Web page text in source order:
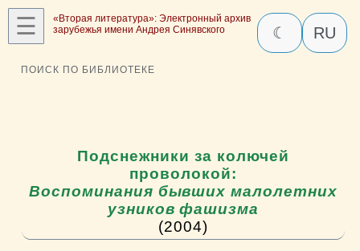
☰
«Вторая литература»: Электронный архив
зарубежья имени Андрея Синявского
☾ RU
ПОИСК ПО БИБЛИОТЕКЕ
Подснежники за колючей
проволокой:
Воспоминания бывших малолетних
узников фашизма
(2004)